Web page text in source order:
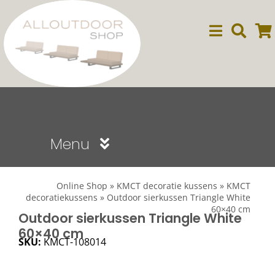
naar
inhoud
Menu
Dining
Online Shop » KMCT decoratie kussens » KMCT
decoratiekussens » Outdoor sierkussen Triangle White
60×40 cm
Outdoor sierkussen Triangle White
60×40 cm
SKU: KMCT-108014